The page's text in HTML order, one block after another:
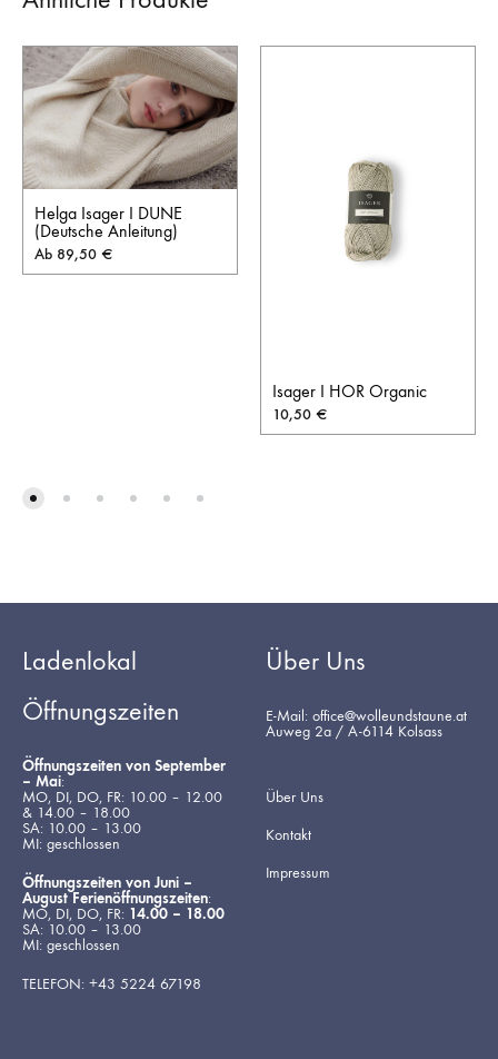
Helga Isager I DUNE
(Deutsche Anleitung)
Ab 89,50 €
Isager I HOR Organic
10,50 €
Ladenlokal
Öffnungszeiten
Öffnungszeiten von September
– Mai:
MO, DI, DO, FR: 10.00 – 12.00
& 14.00 – 18.00
SA: 10.00 – 13.00
MI: geschlossen
Öffnungszeiten von Juni –
August Ferienöffnungszeiten:
MO, DI, DO, FR: 14.00 – 18.00
SA: 10.00 – 13.00
MI: geschlossen
TELEFON: +43 5224 67198
Über Uns
E-Mail: office@wolleundstaune.at
Auweg 2a / A-6114 Kolsass
Über Uns
Kontakt
Impressum